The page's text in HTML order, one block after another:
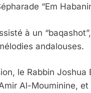
“Em
à un
andalouses.
le Rabbin
Al-Mouminine,